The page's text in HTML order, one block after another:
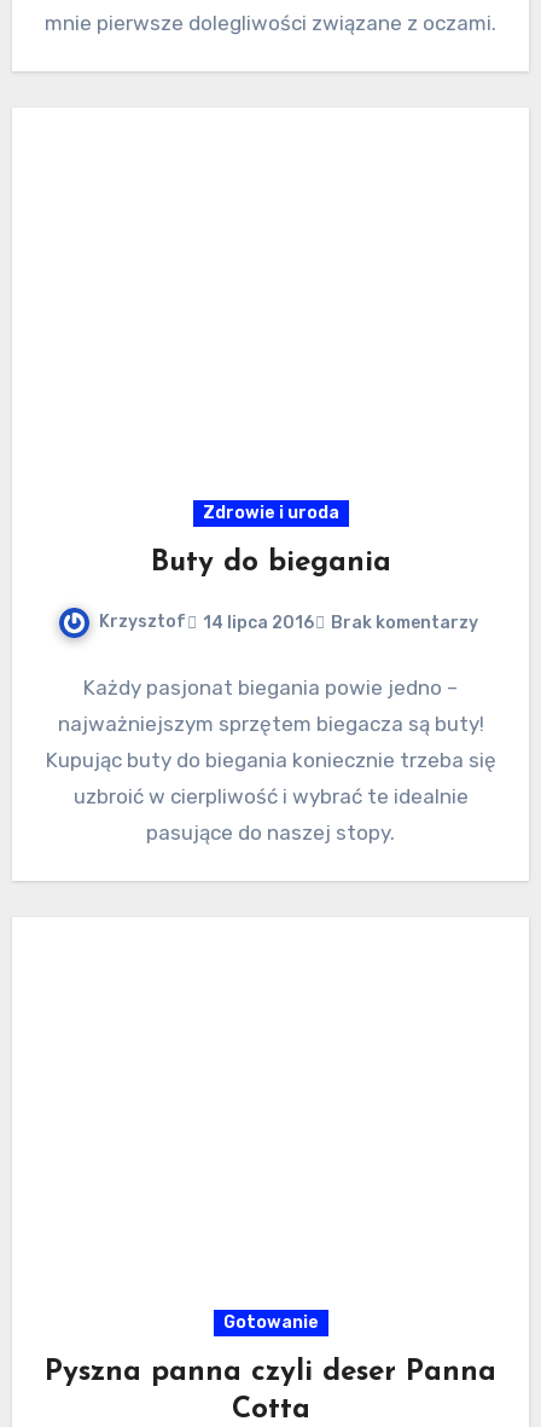
mnie pierwsze dolegliwości związane z oczami.
Zdrowie i uroda
Buty do biegania
Krzysztof 14 lipca 2016 Brak komentarzy
Każdy pasjonat biegania powie jedno –
najważniejszym sprzętem biegacza są buty!
Kupując buty do biegania koniecznie trzeba się
uzbroić w cierpliwość i wybrać te idealnie
pasujące do naszej stopy.
Gotowanie
Pyszna panna czyli deser Panna
Cotta